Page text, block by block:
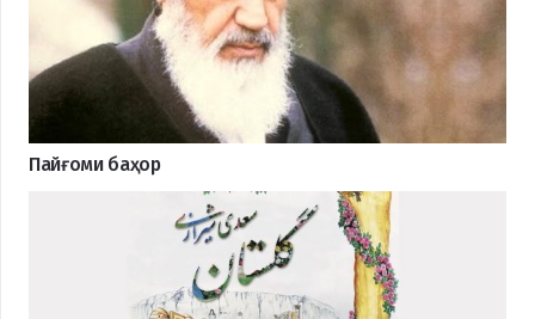
Пайғоми баҳор